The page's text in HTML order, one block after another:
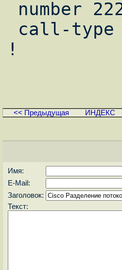
<< Предыдущая ИНДЕКС
Имя:
E-Mail:
Заголовок:
Текст: